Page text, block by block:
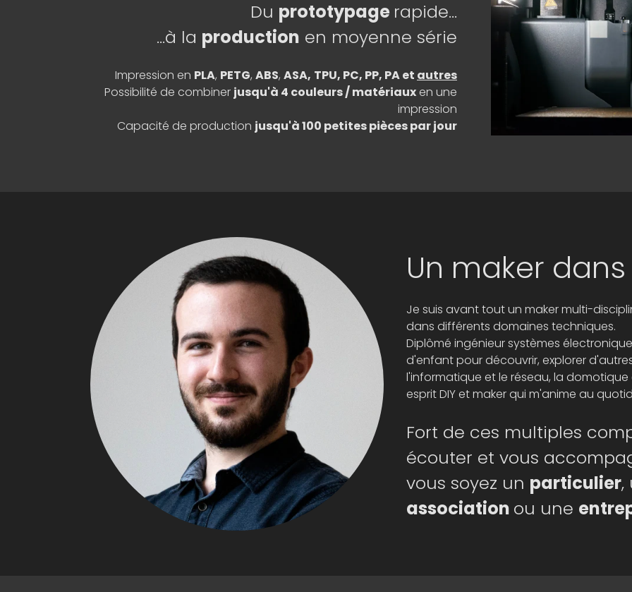
Du prototypage rapide...
...à la production en moyenne série
Impression en PLA, PETG, ABS, ASA, TPU, PC, PP, PA et autres
Possibilité de combiner jusqu'à 4 couleurs / matériaux en une
impression
Capacité de production jusqu'à 100 petites pièces par jour
Un maker
Je suis avant tout un maker multi-
dans différents domaines techniques.
Diplômé ingénieur systèmes
d'enfant pour découvrir, explorer
l'informatique et le réseau, la
esprit DIY et maker qui m'anime au
Fort de ces multiples
écouter et vous
vous soyez un particulier,
association ou une